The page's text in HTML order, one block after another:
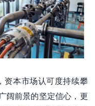
资本市场认可度持续攀
阔前景的坚定信心，更